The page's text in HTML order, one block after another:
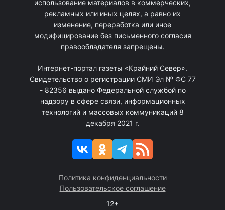
использование материалов в коммерческих,
рекламных или иных целях, а равно их
изменение, переработка или иное
модифицирование без письменного согласия
правообладателя запрещены.
Интернет-портал газеты «Крайний Север».
Свидетельство о регистрации СМИ Эл № ФС 77
- 82356 выдано Федеральной службой по
надзору в сфере связи, информационных
технологий и массовых коммуникаций 8
декабря 2021 г.
Политика конфиденциальности
Пользовательское соглашение
12+